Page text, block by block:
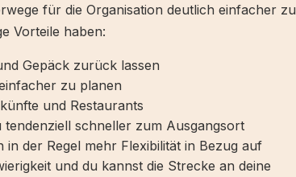
für die Organisation deutlich einfacher zu
Vorteile haben:
Gepäck zurück lassen
zu planen
und Restaurants
schneller zum Ausgangsort
in der Regel mehr Flexibilität in Bezug auf
und du kannst die Strecke an deine